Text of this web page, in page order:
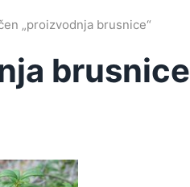
„proizvodnja brusnice“
brusnice